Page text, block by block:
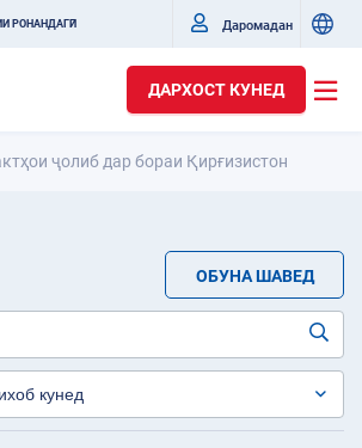
РОНАНДАГӢ Даромадан
ДАРХОСТ КУНЕД
ҷолиб дар бораи Қирғизистон
ОБУНА ШАВЕД